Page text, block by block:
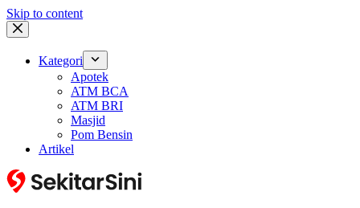
Skip to content
Kategori
Apotek
ATM BCA
ATM BRI
Masjid
Pom Bensin
Artikel